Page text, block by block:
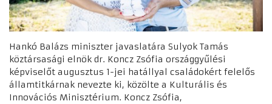
Hankó Balázs miniszter javaslatára Sulyok Tamás
köztársasági elnök dr. Koncz Zsófia országgyűlési
képviselőt augusztus 1-jei hatállyal családokért felelős
államtitkárnak nevezte ki, közölte a Kulturális és
Innovációs Minisztérium. Koncz Zsófia,